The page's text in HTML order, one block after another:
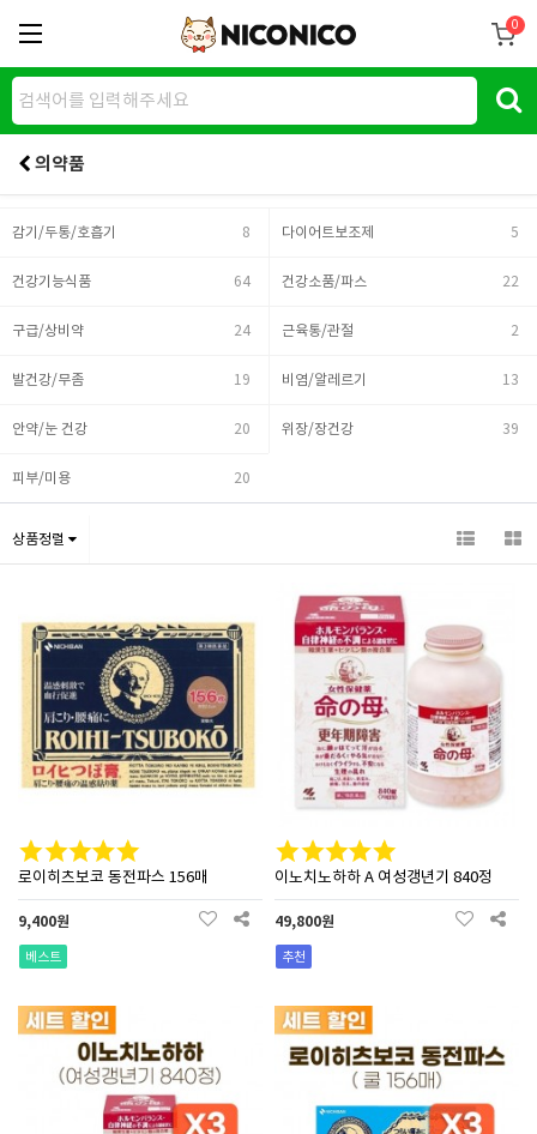
0
의약품
감기/두통/호흡기 8 다이어트보조제 5
건강기능식품 64 건강소품/파스 22
구급/상비약 24 근육통/관절 2
발건강/무좀 19 비염/알레르기 13
안약/눈 건강 20 위장/장건강 39
피부/미용 20
상품정렬
로이히츠보코 동전파스 156매
9,400원
베스트
이노치노하하 A 여성갱년기 840정
49,800원
추천